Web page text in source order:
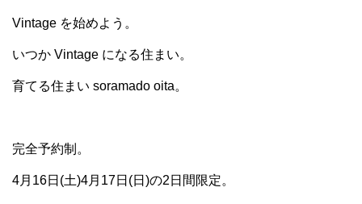
Vintage を始めよう。
いつか Vintage になる住まい。
育てる住まい soramado oita。
完全予約制。
4月16日(土)4月17日(日)の2日間限定。